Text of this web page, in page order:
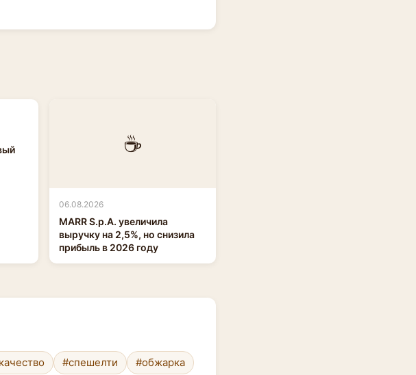
☕
06.08.2026
MARR S.p.A. увеличила
выручку на 2,5%, но снизила
прибыль в 2026 году
#спешелти #обжарка